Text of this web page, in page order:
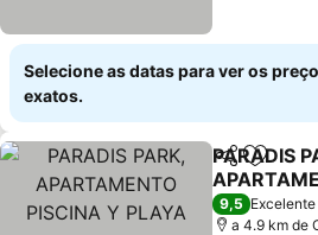
Selecione as datas para ver os
exatos.
Partilhar
PARADIS
Y PLAYA
Ver preços
9,5 Excelente
a 4.9 km de